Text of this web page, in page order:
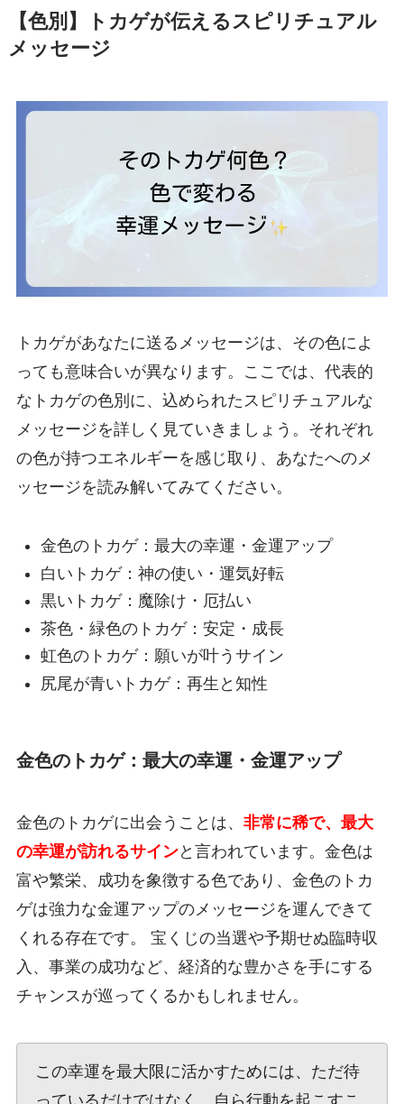
【色別】トカゲが伝えるスピリチュアル
メッセージ
トカゲがあなたに送るメッセージは、その色によ
っても意味合いが異なります。ここでは、代表的
なトカゲの色別に、込められたスピリチュアルな
メッセージを詳しく見ていきましょう。それぞれ
の色が持つエネルギーを感じ取り、あなたへのメ
ッセージを読み解いてみてください。
金色のトカゲ：最大の幸運・金運アップ
白いトカゲ：神の使い・運気好転
黒いトカゲ：魔除け・厄払い
茶色・緑色のトカゲ：安定・成長
虹色のトカゲ：願いが叶うサイン
尻尾が青いトカゲ：再生と知性
金色のトカゲ：最大の幸運・金運アップ
金色のトカゲに出会うことは、 非常に稀で、最大
の幸運が訪れるサインと言われています。金色は
富や繁栄、成功を象徴する色であり、金色のトカ
ゲは強力な金運アップのメッセージを運んできて
くれる存在です。 宝くじの当選や予期せぬ臨時収
入、事業の成功など、経済的な豊かさを手にする
チャンスが巡ってくるかもしれません。
この幸運を最大限に活かすためには、ただ待
っているだけではなく、自ら行動を起こすこ